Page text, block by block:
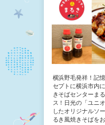
横浜野毛発祥！記
セプトに横浜市内
きそばセンターま
ス！日光の「ユニ
したオリジナルソ
るき風焼きそばを